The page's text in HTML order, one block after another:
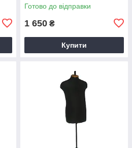
Готово до відправки
1 650 ₴
Купити